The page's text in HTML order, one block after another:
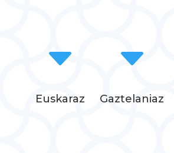
C
Euskaraz
C
Gaztelaniaz